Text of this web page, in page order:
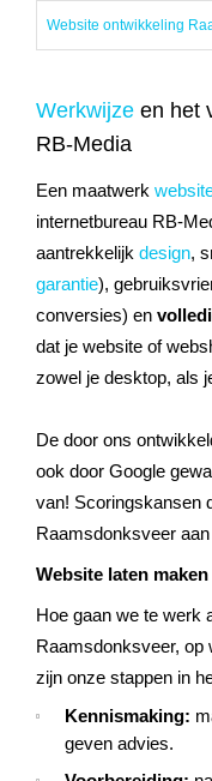
Website ontwikkeling
Werkwijze en het
RB-Media
Een maatwerk
internetbureau RB-
aantrekkelijk design,
garantie),
conversies) en
dat je website of
zowel je desktop, als
De door ons
ook door Google
van! Scoringskansen
Raamsdonksveer
Website laten maken
Hoe gaan we te werk
Raamsdonksveer, op
zijn onze stappen in
Kennismaking:
geven advies.